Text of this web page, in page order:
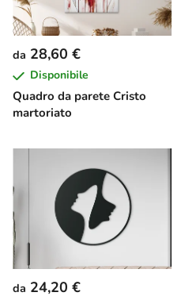
Quadro da parete Cristo
martoriato
da 28,60 €
Disponibile
da 24,20 €